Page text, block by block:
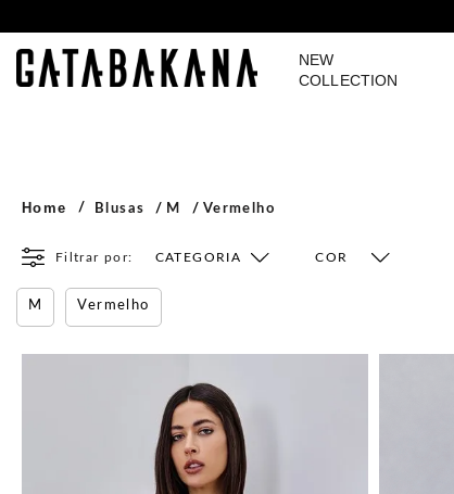
NEW
COLLECTION
GATABAKANA
Home Blusas M Vermelho
Filtrar por: CATEGORIA COR
M Vermelho